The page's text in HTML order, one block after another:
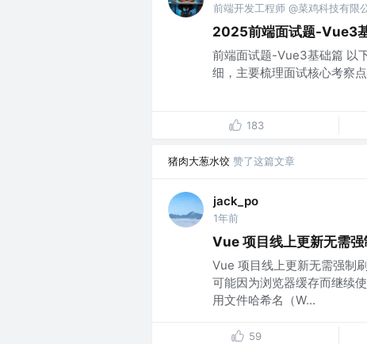
前端开发工程师 @菜鸡科技有限
2025前端面试题-Vue3
前端面试题-Vue3基础篇 以
细，主要梳理面试核心考察
183
猪肉大葱水饺 赞了这篇文章
jack_po
1年前
Vue 项目线上更新无需
Vue 项目线上更新无需强制
可能因为浏览器缓存而继续
用文件哈希名（W...
59